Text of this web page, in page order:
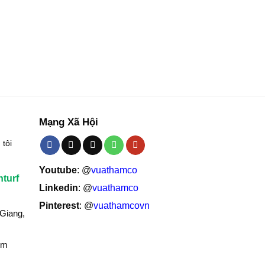
tôi
Mạng Xã Hội
Youtube: @vuathamco
Linkedin: @vuathamco
Pinterest: @vuathamcovn